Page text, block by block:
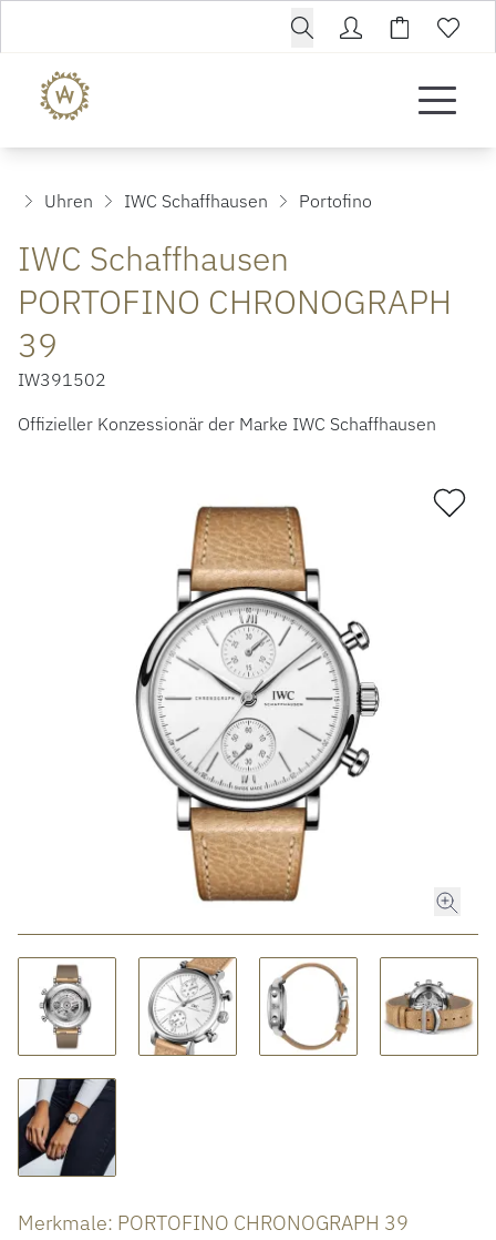
ROLEX CERTIFIED PRE-OWNED
HOCHZEIT
ACCESSOIRES
ÜBER UNS
Uhren IWC Schaffhausen Portofino
IWC Schaffhausen
PORTOFINO CHRONOGRAPH
39
IW391502
Offizieller Konzessionär der Marke IWC Schaffhausen
Merkmale: PORTOFINO CHRONOGRAPH 39